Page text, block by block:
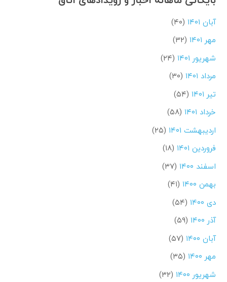
آبان ۱۴۰۱
(۴۰)
مهر ۱۴۰۱
(۳۲)
شهریور ۱۴۰۱
(۲۴)
مرداد ۱۴۰۱
(۳۰)
تیر ۱۴۰۱
(۵۴)
خرداد ۱۴۰۱
(۵۸)
اردیبهشت ۱۴۰۱
(۲۵)
فروردین ۱۴۰۱
(۱۸)
اسفند ۱۴۰۰
(۳۷)
بهمن ۱۴۰۰
(۴۱)
دی ۱۴۰۰
(۵۴)
آذر ۱۴۰۰
(۵۹)
آبان ۱۴۰۰
(۵۷)
مهر ۱۴۰۰
(۳۵)
شهریور ۱۴۰۰
(۳۲)